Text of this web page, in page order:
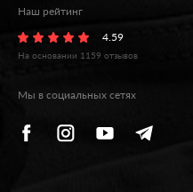
Наш рейтинг
4.59
На основании 1159 отзывов
Мы в социальных сетях